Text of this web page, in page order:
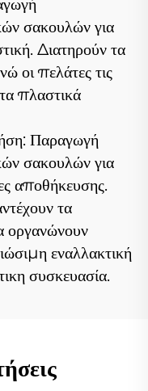
σακουλών για
Διατηρούν τα
οι πελάτες τις
πλαστικά
Παραγωγή
σακουλών για
αποθήκευσης.
τα
οργανώνουν
εναλλακτική
συσκευασία.